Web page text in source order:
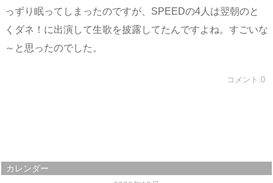
っずり眠ってしまったのですが、SPEEDの4人は翌朝のと
くダネ！に出演して生歌を披露してたんですよね。すごいな
～と思ったのでした。
コメント:0
カレンダー